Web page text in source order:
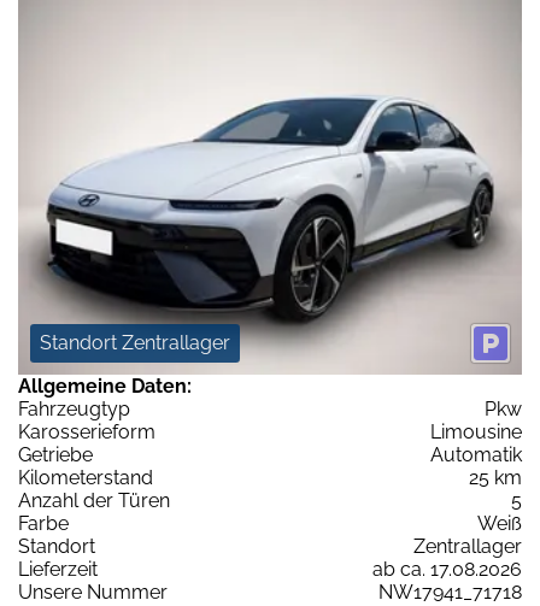
Standort Zentrallager
Allgemeine Daten:
Fahrzeugtyp
Pkw
Karosserieform
Limousine
Getriebe
Automatik
Kilometerstand
25 km
Anzahl der Türen
5
Farbe
Weiß
Standort
Zentrallager
Lieferzeit
ab ca. 17.08.2026
Unsere Nummer
NW17941_71718